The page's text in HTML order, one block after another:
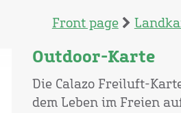
Front page
Outdoor-Karte
Die Calazo Freiluft-
dem Leben im Freien